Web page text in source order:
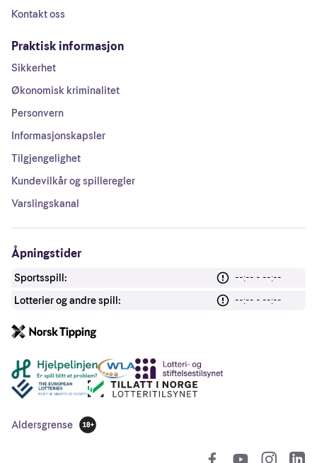
Kontakt oss
Praktisk informasjon
Sikkerhet
Økonomisk kriminalitet
Personvern
Informasjonskapsler
Tilgjengelighet
Kundevilkår og spilleregler
Varslingskanal
Åpningstider
Sportsspill:
--:-- - --:--
Lotterier og andre spill:
--:-- - --:--
Andre lenker
Aldersgrense
18 år